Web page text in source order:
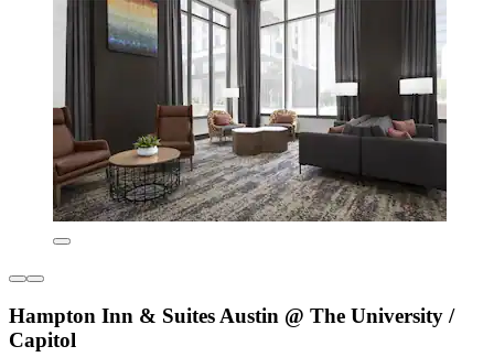
Hampton Inn & Suites Austin @ The University /
Capitol